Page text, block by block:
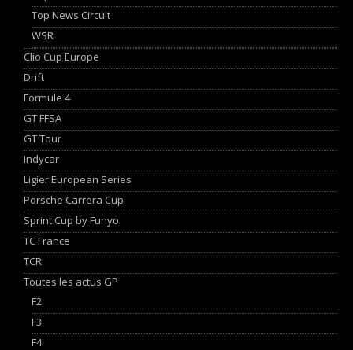
Top News Circuit
WSR
Clio Cup Europe
Drift
Formule 4
GT FFSA
GT Tour
Indycar
Ligier European Series
Porsche Carrera Cup
Sprint Cup by Funyo
TC France
TCR
Toutes les actus GP
F2
F3
F4